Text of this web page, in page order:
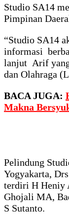
Studio SA14
Pimpinan
“Studio SA14
informasi
lanjut Arif yang
dan Olahraga
BACA JUGA:
Makna
Pelindung
Yogyakarta,
terdiri H Heniy
Ghojali MA,
S Sutanto.